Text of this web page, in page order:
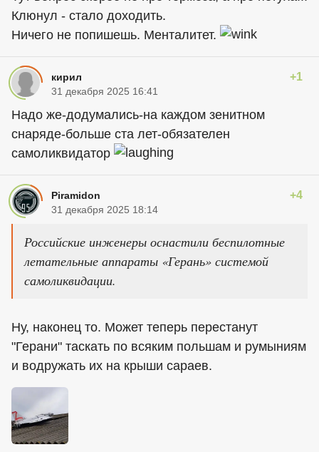
Клюнул - стало доходить.
Ничего не попишешь. Менталитет.
кирил +1
31 декабря 2025 16:41
Надо же-додумались-на каждом зенитном
снаряде-больше ста лет-обязателен
самоликвидатор
Piramidon +4
31 декабря 2025 18:14
Российские инженеры оснастили беспилотные
летательные аппараты «Герань» системой
самоликвидации.
Ну, наконец то. Может теперь перестанут
"Герани" таскать по всяким польшам и румыниям
и водружать их на крыши сараев.